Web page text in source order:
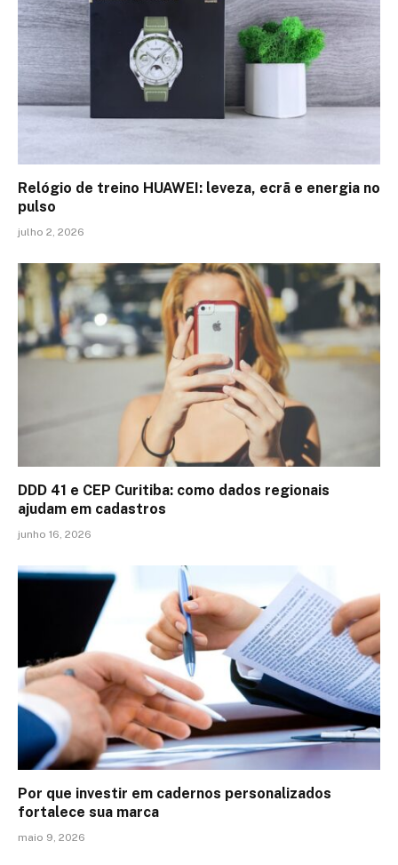
Relógio de treino​ HUAWEI: leveza, ecrã e energia no
pulso
julho 2, 2026
DDD 41 e CEP Curitiba: como dados regionais
ajudam em cadastros
junho 16, 2026
Por que investir em cadernos personalizados
fortalece sua marca
maio 9, 2026